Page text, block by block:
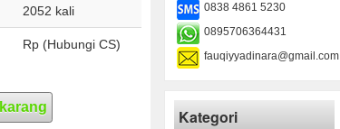
2052 kali
Rp (Hubungi CS)
0838 4861 5230
0895706364431
fauqiyyadinara@gmail.com
Kategori